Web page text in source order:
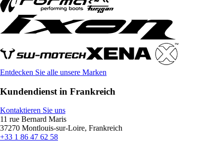
Entdecken Sie alle unsere Marken
Kundendienst in Frankreich
Kontaktieren Sie uns
11 rue Bernard Maris
37270 Montlouis-sur-Loire, Frankreich
+33 1 86 47 62 58